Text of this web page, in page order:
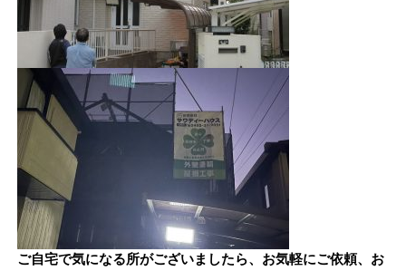
ご自宅で気になる所がございましたら、 お気軽にご依頼、お